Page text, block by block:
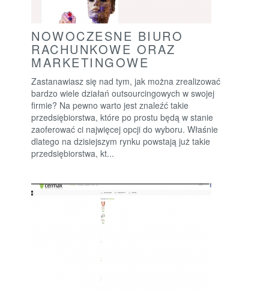
NOWOCZESNE BIURO
RACHUNKOWE ORAZ
MARKETINGOWE
Zastanawiasz się nad tym, jak można zrealizować
bardzo wiele działań outsourcingowych w swojej
firmie? Na pewno warto jest znaleźć takie
przedsiębiorstwa, które po prostu będą w stanie
zaoferować ci najwięcej opcji do wyboru. Właśnie
dlatego na dzisiejszym rynku powstają już takie
przedsiębiorstwa, kt...